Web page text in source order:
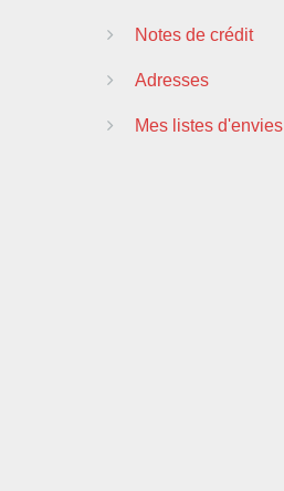
Notes de crédit
Adresses
Mes listes d'envies